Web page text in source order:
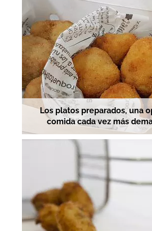
Los platos preparados, una
comida cada vez más